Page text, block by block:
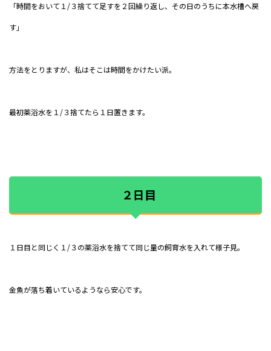
「時間をおいて１/３捨てて足すを２回繰り返し、その日のうちに本水槽へ戻
す」
方法をとりますが、私はそこは時間をかけたい派。
最初薬浴水を１/３捨てたら１日置きます。
２日目
１日目と同じく１/３の薬浴水を捨てて同じ量の飼育水を入れて様子見。
金魚が落ち着いているようなら安心です。